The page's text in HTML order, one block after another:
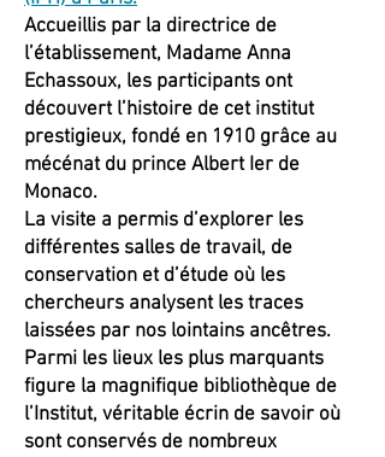
Accueillis par la directrice de
l’établissement, Madame Anna
Echassoux, les participants ont
découvert l’histoire de cet institut
prestigieux, fondé en 1910 grâce au
mécénat du prince Albert Ier de
Monaco.
La visite a permis d’explorer les
différentes salles de travail, de
conservation et d’étude où les
chercheurs analysent les traces
laissées par nos lointains ancêtres.
Parmi les lieux les plus marquants
figure la magnifique bibliothèque de
l’Institut, véritable écrin de savoir où
sont conservés de nombreux